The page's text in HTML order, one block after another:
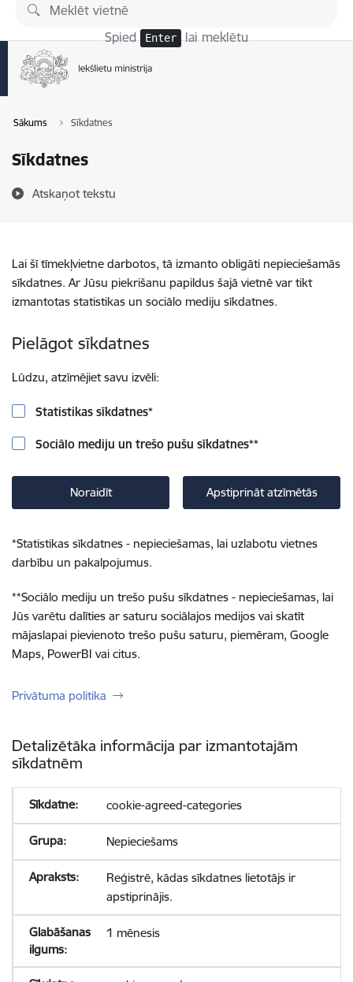
Pāriet uz lapas saturu
Spied Enter lai meklētu
Sākums Sīkdatnes
Sīkdatnes
Atskaņot tekstu
Lai šī tīmekļvietne darbotos, tā izmanto obligāti nepieciešamās
sīkdatnes. Ar Jūsu piekrišanu papildus šajā vietnē var tikt
izmantotas statistikas un sociālo mediju sīkdatnes.
Pielāgot sīkdatnes
Lūdzu, atzīmējiet savu izvēli:
Statistikas sīkdatnes*
Sociālo mediju un trešo pušu sīkdatnes**
Noraidīt Apstiprināt atzīmētās
*Statistikas sīkdatnes - nepieciešamas, lai uzlabotu vietnes
darbību un pakalpojumus.
**Sociālo mediju un trešo pušu sīkdatnes - nepieciešamas, lai
Jūs varētu dalīties ar saturu sociālajos medijos vai skatīt
mājaslapai pievienoto trešo pušu saturu, piemēram, Google
Maps, PowerBI vai citus.
Privātuma politika
Detalizētāka informācija par izmantotajām
sīkdatnēm
cookie-agreed-categories
Nepieciešams
Reģistrē, kādas sīkdatnes lietotājs ir
apstiprinājis.
1 mēnesis